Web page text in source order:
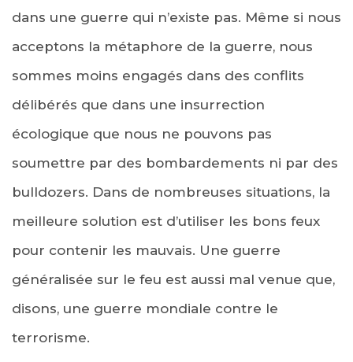
dans une guerre qui n’existe pas. Même si nous
acceptons la métaphore de la guerre, nous
sommes moins engagés dans des conflits
délibérés que dans une insurrection
écologique que nous ne pouvons pas
soumettre par des bombardements ni par des
bulldozers. Dans de nombreuses situations, la
meilleure solution est d’utiliser les bons feux
pour contenir les mauvais. Une guerre
généralisée sur le feu est aussi mal venue que,
disons, une guerre mondiale contre le
terrorisme.